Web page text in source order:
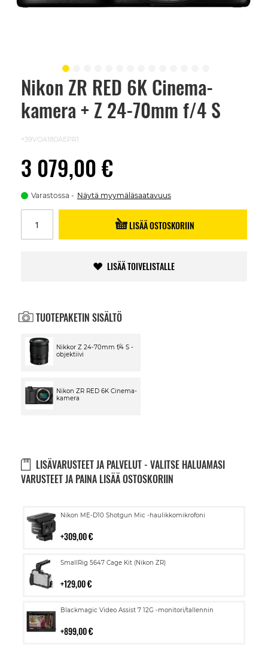
Nikon ZR RED 6K Cinema-
kamera + Z 24-70mm f/4 S
+39VOA180AEPR1
3 079,00 €
Varastossa Näytä myymäläsaatavuus
LISÄÄ OSTOSKORIIN
LISÄÄ TOIVELISTALLE
TUOTEPAKETIN SISÄLTÖ
Nikkor Z 24-70mm f/4 S -
objektiivi
Nikon ZR RED 6K Cinema-
kamera
LISÄVARUSTEET JA PALVELUT - VALITSE HALUAMASI
VARUSTEET JA PAINA LISÄÄ OSTOSKORIIN
Nikon ME-D10 Shotgun Mic -haulikkomikrofoni
309,00 €
Lisää
SmallRig 5647 Cage Kit (Nikon ZR)
129,00 €
Lisää
Blackmagic Video Assist 7 12G -monitori/tallennin
899,00 €
Lisää
Skip
beginning
images